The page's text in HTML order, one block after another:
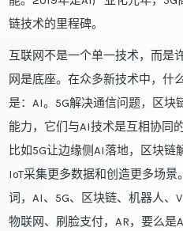
链技术的里程碑。
互联网不是一个单一技术，而是
网是底座。在众多新技术中，什
是：AI。5G解决通信问题，区块
能力，它们与AI技术是互相协同
比如5G让边缘侧AI落地，区块链
IoT采集更多数据和创造更多场
词，AI、5G、区块链、机器人、
物联网、刷脸支付，AR，要么是